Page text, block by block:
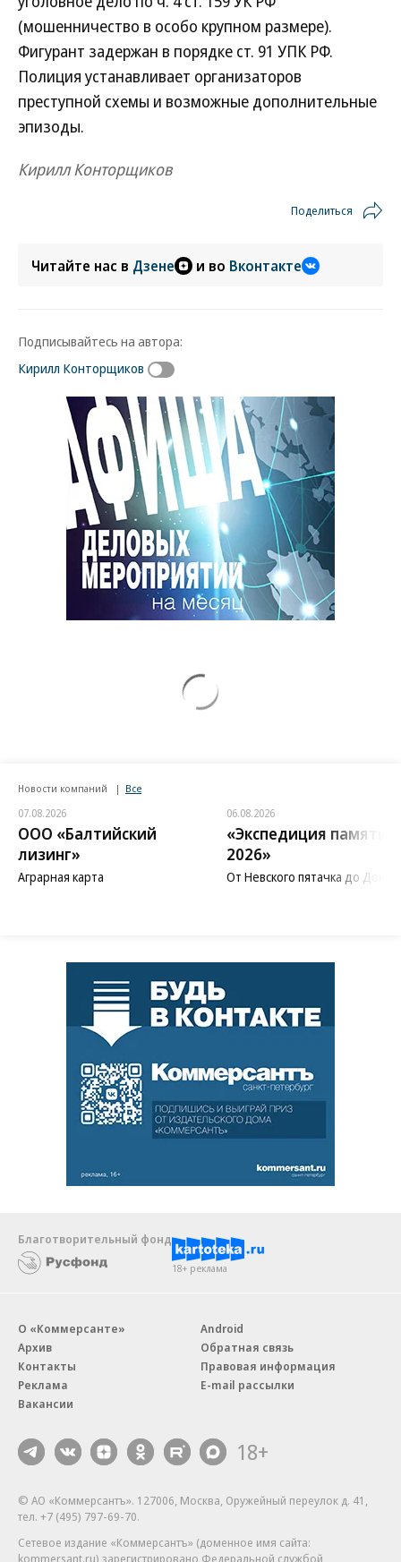
(мошенничество в особо крупном размере).
Фигурант задержан в порядке ст. 91 УПК РФ.
Полиция устанавливает организаторов
преступной схемы и возможные дополнительные
эпизоды.
Кирилл Конторщиков
Поделиться
Читайте нас в Дзене и во Вконтакте
Подписывайтесь на автора:
Кирилл Конторщиков
Новости компаний Все
07.08.2026
ООО «Балтийский
лизинг»
Аграрная карта
06.08.2026
«Экспедиция памяти
2026»
От Невского пятачка до
Благотворительный фонд
18+ реклама
О «Коммерсанте»
Архив
Контакты
Реклама
Вакансии
Android
Обратная связь
Правовая информация
E-mail рассылки
18+
© АО «Коммерсантъ». 127006, Москва, Оружейный переулок д. 41,
тел. +7 (495) 797-69-70.
Сетевое издание «Коммерсантъ» (доменное имя сайта:
kommersant.ru) зарегистрировано Федеральной службой